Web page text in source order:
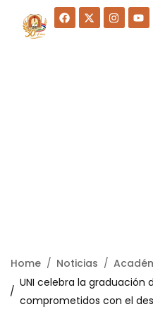
Home Noticias
UNI celebra la graduación
comprometidos con el